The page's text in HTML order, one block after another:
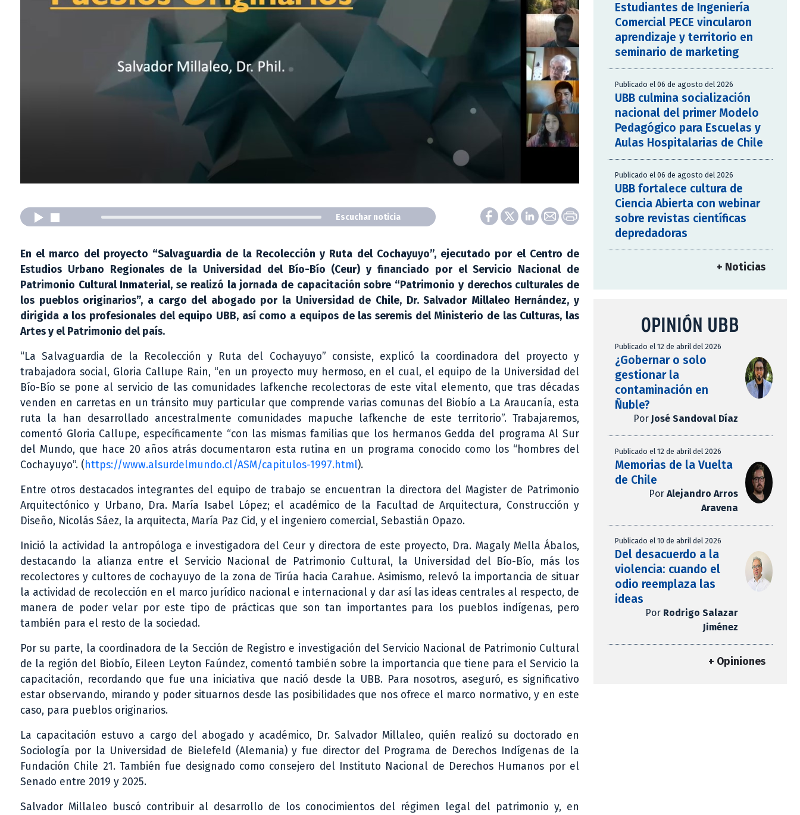
Escuchar noticia
En el marco del proyecto “Salvaguardia de la Recolección y Ruta del Cochayuyo”, ejecutado por el Centro de
Estudios Urbano Regionales de la Universidad del Bío-Bío (Ceur) y financiado por el Servicio Nacional de
Patrimonio Cultural Inmaterial, se realizó la jornada de capacitación sobre “Patrimonio y derechos culturales de
los pueblos originarios”, a cargo del abogado por la Universidad de Chile, Dr. Salvador Millaleo Hernández, y
dirigida a los profesionales del equipo UBB, así como a equipos de las seremis del Ministerio de las Culturas, las
Artes y el Patrimonio del país.
“La Salvaguardia de la Recolección y Ruta del Cochayuyo” consiste, explicó la coordinadora del proyecto y
trabajadora social, Gloria Callupe Rain, “en un proyecto muy hermoso, en el cual, el equipo de la Universidad del
Bío-Bío se pone al servicio de las comunidades lafkenche recolectoras de este vital elemento, que tras décadas
venden en carretas en un tránsito muy particular que comprende varias comunas del Biobío a La Araucanía, esta
ruta la han desarrollado ancestralmente comunidades mapuche lafkenche de este territorio”. Trabajaremos,
comentó Gloria Callupe, específicamente “con las mismas familias que los hermanos Gedda del programa Al Sur
del Mundo, que hace 20 años atrás documentaron esta rutina en un programa conocido como los “hombres del
Cochayuyo”. (https://www.alsurdelmundo.cl/ASM/capitulos-1997.html).
Entre otros destacados integrantes del equipo de trabajo se encuentran la directora del Magister de Patrimonio
Arquitectónico y Urbano, Dra. María Isabel López; el académico de la Facultad de Arquitectura, Construcción y
Diseño, Nicolás Sáez, la arquitecta, María Paz Cid, y el ingeniero comercial, Sebastián Opazo.
Inició la actividad la antropóloga e investigadora del Ceur y directora de este proyecto, Dra. Magaly Mella Ábalos,
destacando la alianza entre el Servicio Nacional de Patrimonio Cultural, la Universidad del Bío-Bío, más los
recolectores y cultores de cochayuyo de la zona de Tirúa hacia Carahue. Asimismo, relevó la importancia de situar
la actividad de recolección en el marco jurídico nacional e internacional y dar así las ideas centrales al respecto, de
manera de poder velar por este tipo de prácticas que son tan importantes para los pueblos indígenas, pero
también para el resto de la sociedad.
Por su parte, la coordinadora de la Sección de Registro e investigación del Servicio Nacional de Patrimonio Cultural
de la región del Biobío, Eileen Leyton Faúndez, comentó también sobre la importancia que tiene para el Servicio la
capacitación, recordando que fue una iniciativa que nació desde la UBB. Para nosotros, aseguró, es significativo
estar observando, mirando y poder situarnos desde las posibilidades que nos ofrece el marco normativo, y en este
caso, para pueblos originarios.
La capacitación estuvo a cargo del abogado y académico, Dr. Salvador Millaleo, quién realizó su doctorado en
Sociología por la Universidad de Bielefeld (Alemania) y fue director del Programa de Derechos Indígenas de la
Fundación Chile 21. También fue designado como consejero del Instituto Nacional de Derechos Humanos por el
Senado entre 2019 y 2025.
Salvador Millaleo buscó contribuir al desarrollo de los conocimientos del régimen legal del patrimonio y, en
Estudiantes de Ingeniería
Comercial PECE vincularon
aprendizaje y territorio en
seminario de marketing
Publicado el 06 de agosto del 2026
UBB culmina socialización
nacional del primer Modelo
Pedagógico para Escuelas y
Aulas Hospitalarias de Chile
Publicado el 06 de agosto del 2026
UBB fortalece cultura de
Ciencia Abierta con webinar
sobre revistas científicas
depredadoras
+ Noticias
OPINIÓN UBB
Publicado el 12 de abril del 2026
¿Gobernar o solo
gestionar la
contaminación en
Ñuble?
Por José Sandoval Díaz
Publicado el 12 de abril del 2026
Memorias de la Vuelta
de Chile
Por Alejandro Arros
Aravena
Publicado el 10 de abril del 2026
Del desacuerdo a la
violencia: cuando el
odio reemplaza las
ideas
Por Rodrigo Salazar
Jiménez
+ Opiniones